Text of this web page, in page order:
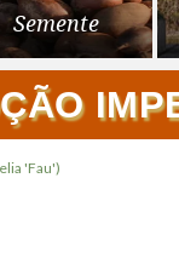
Semente
'Fau')